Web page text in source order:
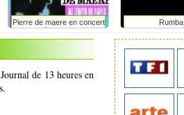
Pierre de maere en concert
au zénith de paris
Rumba
de 13 heures en